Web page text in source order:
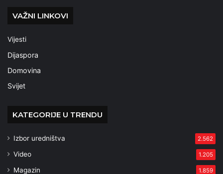
VAŽNI LINKOVI
Vijesti
Dijaspora
Domovina
Svijet
KATEGORIJE U TRENDU
Izbor uredništva 2.562
Video 1.205
Magazin 1.859